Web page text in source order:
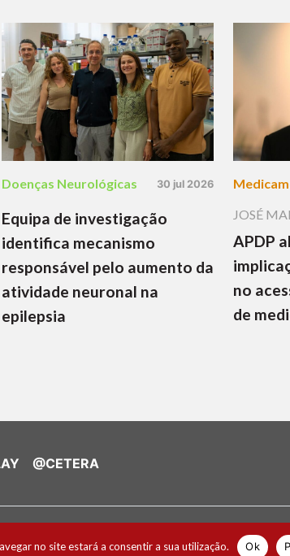
Doenças Neurológicas 30 jul 2026
Equipa de investigação
identifica mecanismo
responsável pelo aumento da
atividade neuronal na
epilepsia
JOSÉ
APDP
no
de
@CETERA
no site estará a consentir a sua utilização. Ok